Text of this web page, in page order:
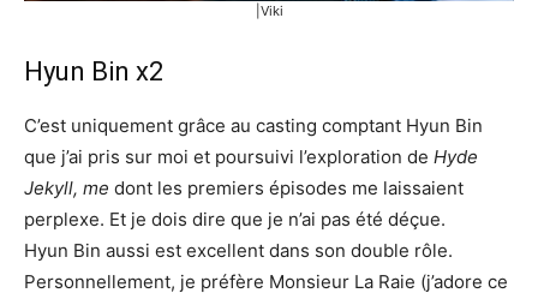
|Viki
Hyun Bin x2
C’est uniquement grâce au casting comptant Hyun Bin
que j’ai pris sur moi et poursuivi l’exploration de Hyde
Jekyll, me dont les premiers épisodes me laissaient
perplexe. Et je dois dire que je n’ai pas été déçue.
Hyun Bin aussi est excellent dans son double rôle.
Personnellement, je préfère Monsieur La Raie (j’adore ce